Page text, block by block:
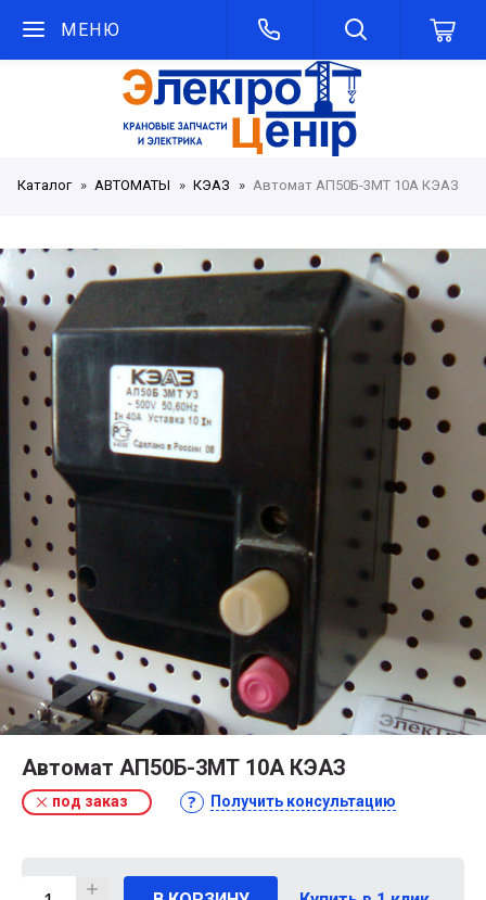
МЕНЮ
Каталог АВТОМАТЫ КЭАЗ Автомат АП50Б-3МТ 10А КЭАЗ
Автомат АП50Б-3МТ 10А КЭАЗ
под заказ Получить консультацию